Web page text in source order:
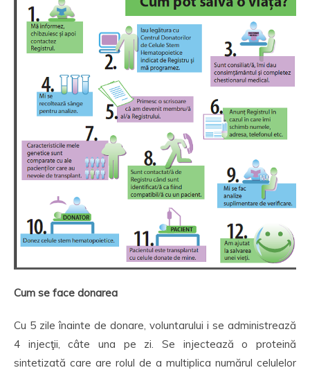
Cum se face donarea
Cu 5 zile înainte de donare, voluntarului i se administrează
4 injecţii, câte una pe zi. Se injectează o proteină
sintetizată care are rolul de a multiplica numărul celulelor